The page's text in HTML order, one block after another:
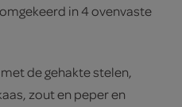
in 4 ovenvaste
de gehakte stelen,
zout en peper en